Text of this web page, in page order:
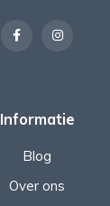
Informatie
Blog
Over ons